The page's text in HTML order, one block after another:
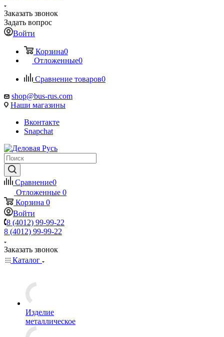
Заказать звонок
Задать вопрос
Войти
Корзина0
Отложенные0
Сравнение товаров0
shop@bus-rus.com
Наши магазины
Вконтакте
Snapchat
Сравнение0
Отложенные 0
Корзина 0
Войти
8 (4012) 99-99-22
8 (4012) 99-99-22
Заказать звонок
Каталог
Изделие
металлическое